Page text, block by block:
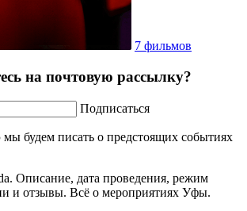
7 фильмов
на почтовую рассылку?
Подписаться
мы будем писать о предстоящих событиях
Описание, дата проведения, режим
и отзывы. Всё о мероприятиях Уфы.